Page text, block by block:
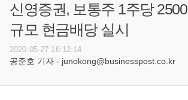
신영증권, 보통주 1주당
규모 현금배당 실시
2020-05-27 16:12:14
공준호 기자 - junokong@businesspost.co.kr